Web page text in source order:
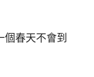
春天不會到